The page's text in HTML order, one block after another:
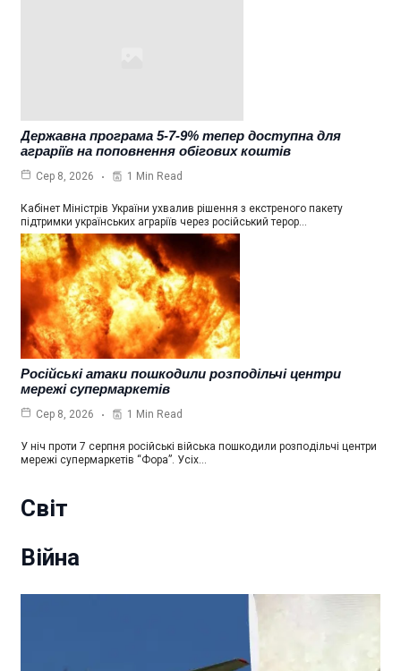
Державна програма 5-7-9% тепер доступна для
аграріїв на поповнення обігових коштів
Сер 8, 2026 1 Min Read
Кабінет Міністрів України ухвалив рішення з екстреного пакету
підтримки українських аграріїв через російський терор…
Російські атаки пошкодили розподільчі центри
мережі супермаркетів
Сер 8, 2026 1 Min Read
У ніч проти 7 серпня російські війська пошкодили розподільчі центри
мережі супермаркетів “Фора”. Усіх…
Світ
Війна